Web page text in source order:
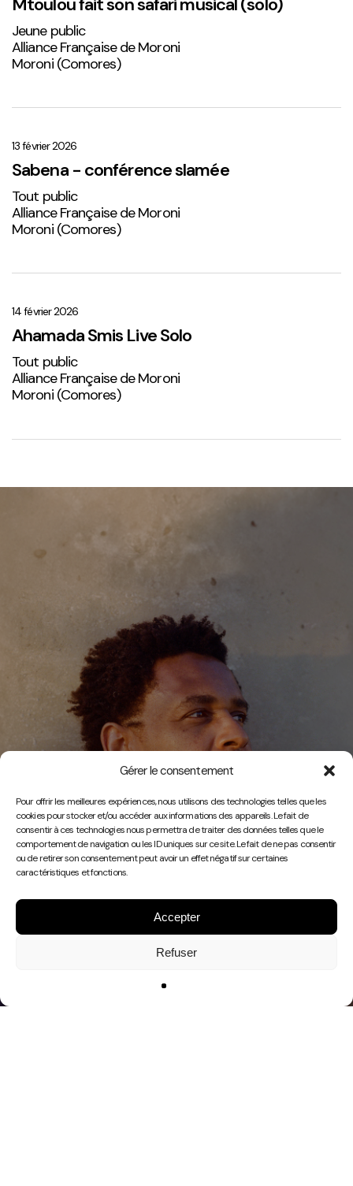
Gérer le consentement
Pour offrir les meilleures expériences, nous utilisons des technologies telles que les
cookies pour stocker et/ou accéder aux informations des appareils. Le fait de
consentir à ces technologies nous permettra de traiter des données telles que le
comportement de navigation ou les ID uniques sur ce site. Le fait de ne pas consentir
ou de retirer son consentement peut avoir un effet négatif sur certaines
caractéristiques et fonctions.
Accepter
Refuser
musical
(solo)
Jeune public
Alliance Française de Moroni
Moroni (Comores)
conférence
slamée
13 février 2026
Sabena - conférence slamée
Tout public
Alliance Française de Moroni
Moroni (Comores)
Live
Solo
2
14 février 2026
Ahamada Smis Live Solo
Tout public
Alliance Française de Moroni
Moroni (Comores)
Play
Video